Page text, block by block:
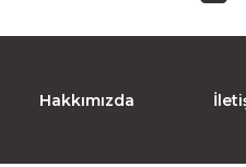
Hakkımızda